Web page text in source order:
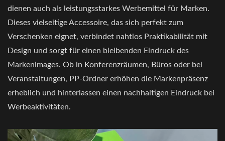
dienen auch als leistungsstarkes Werbemittel für Marken.
Dieses vielseitige Accessoire, das sich perfekt zum
Verschenken eignet, verbindet nahtlos Praktikabilität mit
Design und sorgt für einen bleibenden Eindruck des
Markenimages. Ob in Konferenzräumen, Büros oder bei
Veranstaltungen, PP-Ordner erhöhen die Markenpräsenz
erheblich und hinterlassen einen nachhaltigen Eindruck bei
Werbeaktivitäten.